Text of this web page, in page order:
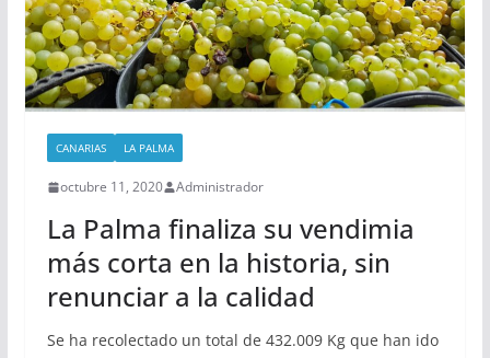
CANARIAS LA PALMA
octubre 11, 2020 Administrador
La Palma finaliza su vendimia
más corta en la historia, sin
renunciar a la calidad
Se ha recolectado un total de 432.009 Kg que han ido